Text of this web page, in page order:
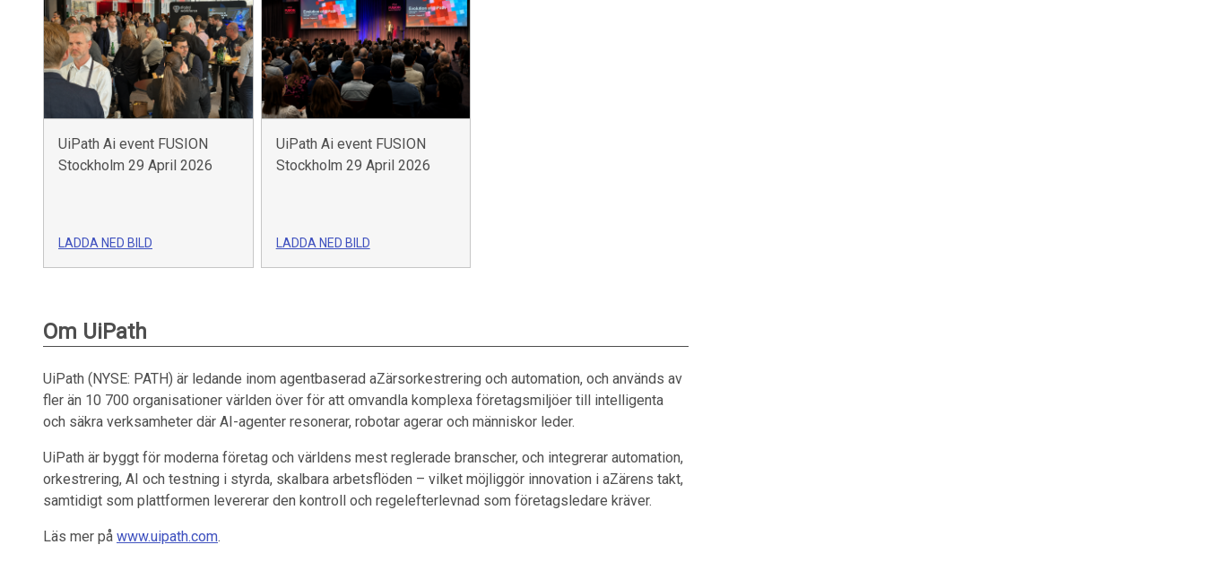
UiPath Ai event FUSION
Stockholm 29 April 2026
LADDA NED BILD
UiPath Ai event FUSION
Stockholm 29 April 2026
LADDA NED BILD
Om UiPath
UiPath (NYSE: PATH) är ledande inom agentbaserad aZärsorkestrering och automation, och används av
fler än 10 700 organisationer världen över för att omvandla komplexa företagsmiljöer till intelligenta
och säkra verksamheter där AI-agenter resonerar, robotar agerar och människor leder.
UiPath är byggt för moderna företag och världens mest reglerade branscher, och integrerar automation,
orkestrering, AI och testning i styrda, skalbara arbetsflöden – vilket möjliggör innovation i aZärens takt,
samtidigt som plattformen levererar den kontroll och regelefterlevnad som företagsledare kräver.
Läs mer på www.uipath.com.